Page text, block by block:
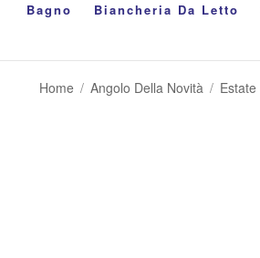
Bagno Biancheria Da Letto
Home / Angolo Della Novità / Estate